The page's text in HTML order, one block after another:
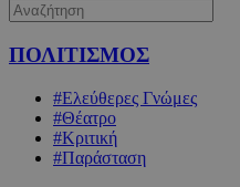
ΠΟΛΙΤΙΣΜΟΣ
#Ελεύθερες Γνώμες
#Θέατρο
#Κριτική
#Παράσταση